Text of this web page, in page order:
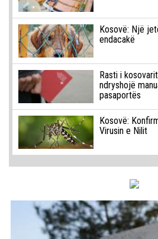
Kosovë: Një
endacakë
Rasti i
ndryshojë
pasaportës
Kosovë:
Virusin e Nilit